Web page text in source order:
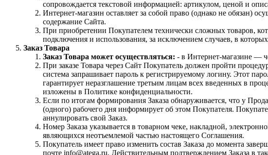
сопровождается текстовой информацией: артикулом, ценой и
Интернет-магазин оставляет за собой право (однако не обязан)
содержание Сайта.
При приобретении Покупателем технически сложных товаров,
подключения и использования, за исключением случаев, в
Заказ Товара
Заказ Товара может осуществляться: - в Интернет-магазине —
При заказе Товара через Сайт Покупатель должен пройти
система запрашивает пароль к регистрируемому логину. Этот
гарантирует неразглашение третьим лицам всех введенных в
изложены в Политике конфиденциальности.
Если по итогам формирования Заказа обнаруживается, что у
(одного) рабочего дня информирует об этом Покупателя.
аннулировать свой Заказ.
Номер Заказа указывается в товарном чеке, накладной,
являющихся неотъемлемой частью настоящего Соглашения.
Покупатель имеет право изменить состав Заказа до момента
почте info@atega.ru. Действительным подтверждением Заказа в